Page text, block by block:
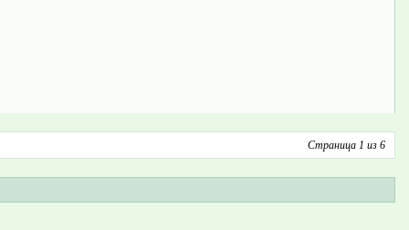
Страница 1 из 6